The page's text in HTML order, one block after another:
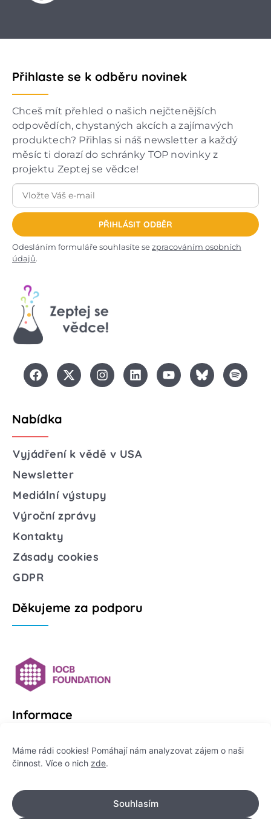
Máme rádi cookies! Pomáhají nám analyzovat zájem o naši
činnost. Více o nich zde.
Souhlasím
Přihlaste se k odběru novinek
Chceš mít přehled o našich nejčtenějších
odpovědích, chystaných akcích a zajímavých
produktech? Přihlas si náš newsletter a každý
měsíc ti dorazí do schránky TOP novinky z
projektu Zeptej se vědce!
PŘIHLÁSIT ODBĚR
Odesláním formuláře souhlasíte sezpracováním osobních
údajů.
Nabídka
Vyjádření k vědě v USA
Newsletter
Mediální výstupy
Výroční zprávy
Kontakty
Zásady cookies
GDPR
Děkujeme za podporu
Informace
Platformu Zeptej se vědce provozuje:
IČO: 178 47 389
Flemingovo náměstí 542/2,